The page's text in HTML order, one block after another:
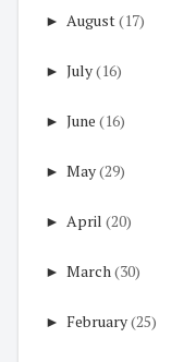
► August(17)
► July(16)
► June (16)
► May(29)
► April (20)
► March(30)
► February(25)